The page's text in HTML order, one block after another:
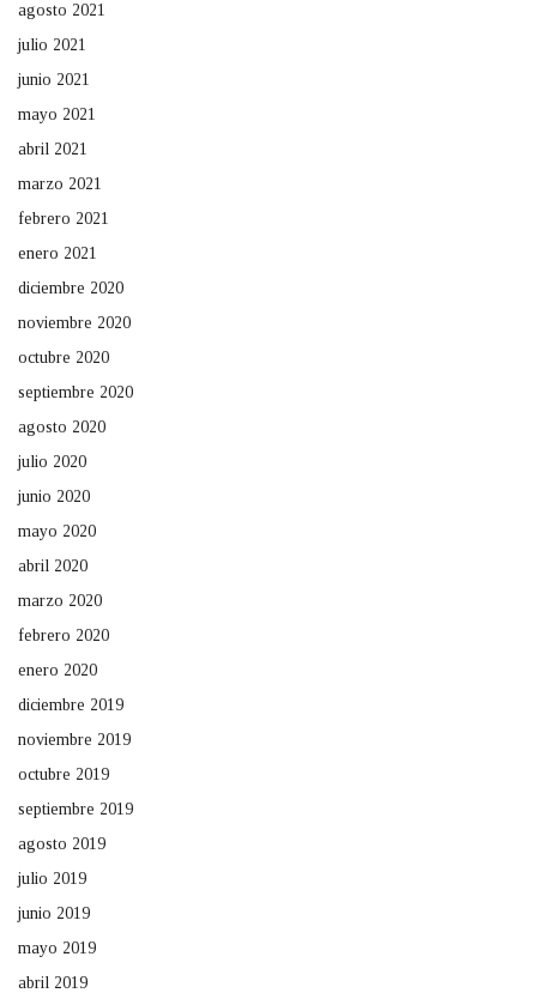
agosto 2021
julio 2021
junio 2021
mayo 2021
abril 2021
marzo 2021
febrero 2021
enero 2021
diciembre 2020
noviembre 2020
octubre 2020
septiembre 2020
agosto 2020
julio 2020
junio 2020
mayo 2020
abril 2020
marzo 2020
febrero 2020
enero 2020
diciembre 2019
noviembre 2019
octubre 2019
septiembre 2019
agosto 2019
julio 2019
junio 2019
mayo 2019
abril 2019